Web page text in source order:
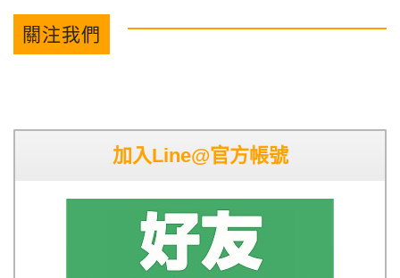
關注我們
加入Line@官方帳號